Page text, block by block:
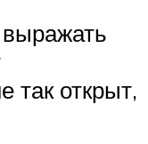
так открыт,